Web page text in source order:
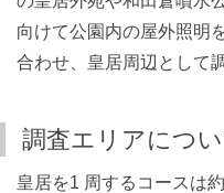
向けて公園内の屋外照明
合わせ、皇居周辺として
調査エリアにつ
皇居を1 周するコースは